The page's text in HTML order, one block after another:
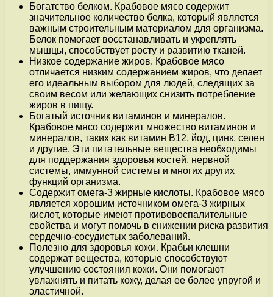
Богатство белком. Крабовое мясо содержит
значительное количество белка, который является
важным строительным материалом для организма.
Белок помогает восстанавливать и укреплять
мышцы, способствует росту и развитию тканей.
Низкое содержание жиров. Крабовое мясо
отличается низким содержанием жиров, что делает
его идеальным выбором для людей, следящих за
своим весом или желающих снизить потребление
жиров в пищу.
Богатый источник витаминов и минералов.
Крабовое мясо содержит множество витаминов и
минералов, таких как витамин B12, йод, цинк, селен
и другие. Эти питательные вещества необходимы
для поддержания здоровья костей, нервной
системы, иммунной системы и многих других
функций организма.
Содержит омега-3 жирные кислоты. Крабовое мясо
является хорошим источником омега-3 жирных
кислот, которые имеют противовоспалительные
свойства и могут помочь в снижении риска развития
сердечно-сосудистых заболеваний.
Полезно для здоровья кожи. Крабьи клешни
содержат вещества, которые способствуют
улучшению состояния кожи. Они помогают
увлажнять и питать кожу, делая ее более упругой и
эластичной.